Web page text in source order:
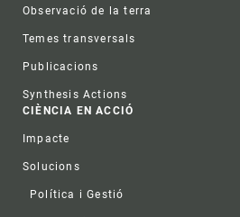
Observació de la terra
Temes transversals
Publicacions
Synthesis Actions
CIÈNCIA EN ACCIÓ
Impacte
Solucions
Política i Gestió